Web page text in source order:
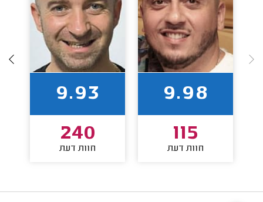
9.98
115
חוות דעת
9.93
240
חוות דעת